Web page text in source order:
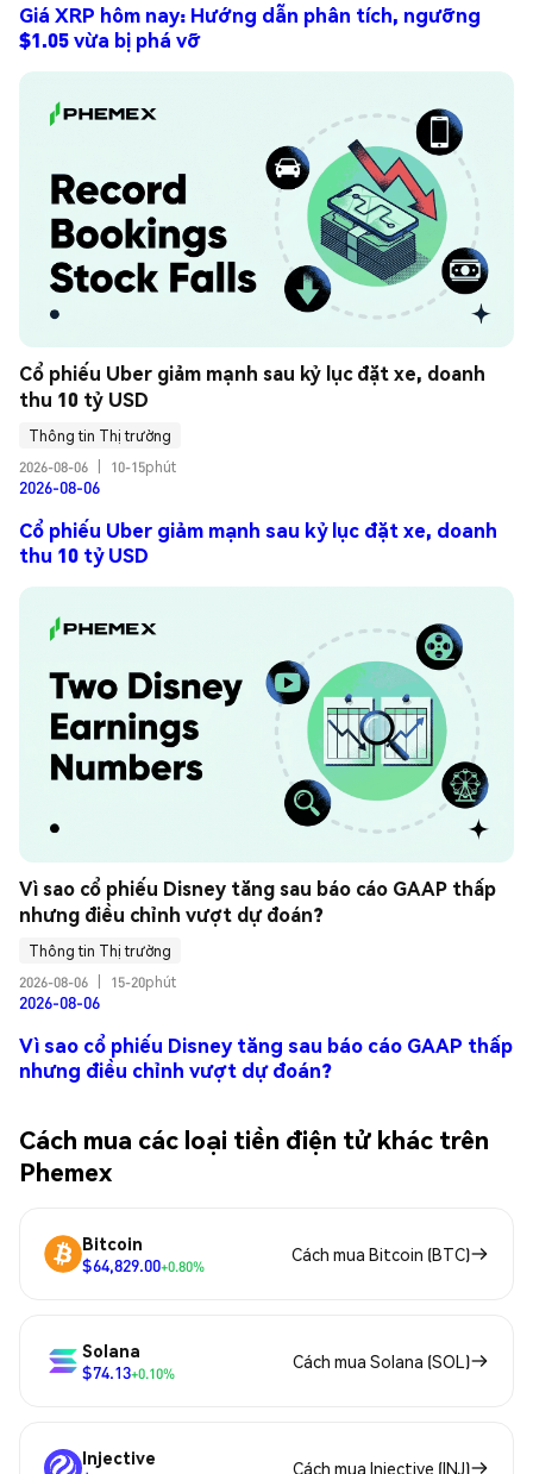
Giá XRP hôm nay: Hướng dẫn phân tích, ngưỡng
$1.05 vừa bị phá vỡ
Cổ phiếu Uber giảm mạnh sau kỷ lục đặt xe, doanh
thu 10 tỷ USD
Thông tin Thị trường
2026-08-06
10-15phút
2026-08-06
Cổ phiếu Uber giảm mạnh sau kỷ lục đặt xe, doanh
thu 10 tỷ USD
Vì sao cổ phiếu Disney tăng sau báo cáo GAAP thấp
nhưng điều chỉnh vượt dự đoán?
Thông tin Thị trường
2026-08-06
15-20phút
2026-08-06
Vì sao cổ phiếu Disney tăng sau báo cáo GAAP thấp
nhưng điều chỉnh vượt dự đoán?
Cách mua các loại tiền điện tử khác trên
Phemex
Bitcoin
$64,829.00+0.80%
Cách mua Bitcoin (BTC)
Solana
$74.13+0.10%
Cách mua Solana (SOL)
Injective
Cách mua Injective (INJ)